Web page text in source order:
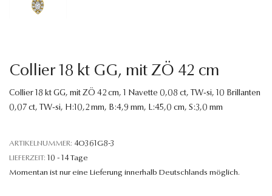
Collier 18 kt GG, mit ZÖ 42 cm
Collier 18 kt GG, mit ZÖ 42 cm, 1 Navette 0,08 ct, TW-si, 10 Brillanten
0,07 ct, TW-si, H:10,2 mm, B:4,9 mm, L:45,0 cm, S:3,0 mm
ARTIKELNUMMER: 4O361G8-3
LIEFERZEIT: 10 - 14 Tage
Momentan ist nur eine Lieferung innerhalb Deutschlands möglich.